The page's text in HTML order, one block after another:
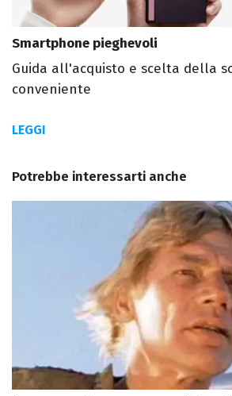
Smartphone pieghevoli
Guida all'acquisto e scelta della
conveniente
LEGGI
Potrebbe interessarti anche